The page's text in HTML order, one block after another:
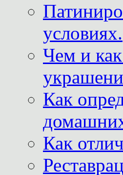
условиях.
Чем и
Как
Как